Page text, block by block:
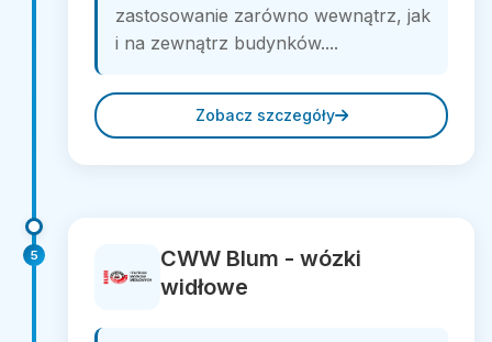
zastosowanie zarówno wewnątrz, jak
i na zewnątrz budynków....
Zobacz szczegóły
5
CWW Blum - wózki
widłowe